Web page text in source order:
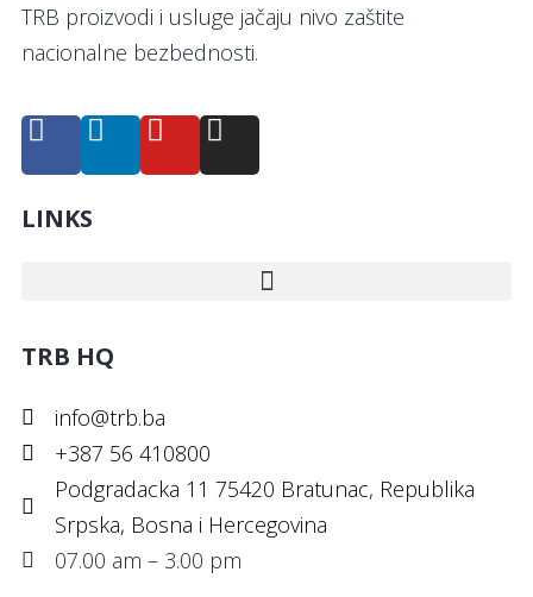
TRB proizvodi i usluge jačaju nivo zaštite
nacionalne bezbednosti.
LINKS
TRB HQ
info@trb.ba
+387 56 410800
Podgradacka 11 75420 Bratunac, Republika
Srpska, Bosna i Hercegovina
07.00 am – 3.00 pm